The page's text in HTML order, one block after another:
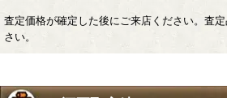
査定価格が確定した後にご来店ください。査
さい。